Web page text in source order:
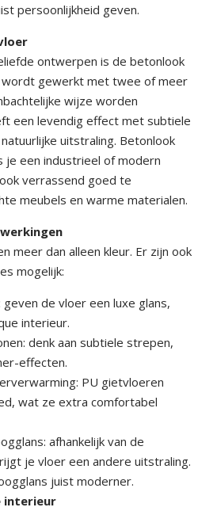
persoonlijkheid geven.
ontwerpen is de betonlook
gewerkt met twee of meer
wijze worden
een levendig effect met subtiele
uitstraling. Betonlook
je een industrieel of modern
verrassend goed te
meubels en warme materialen.
meer dan alleen kleur. Er zijn ook
mogelijk:
de vloer een luxe glans,
interieur.
denk aan subtiele strepen,
effecten.
PU gietvloeren
wat ze extra comfortabel
afhankelijk van de
je vloer een andere uitstraling.
juist moderner.
interieur